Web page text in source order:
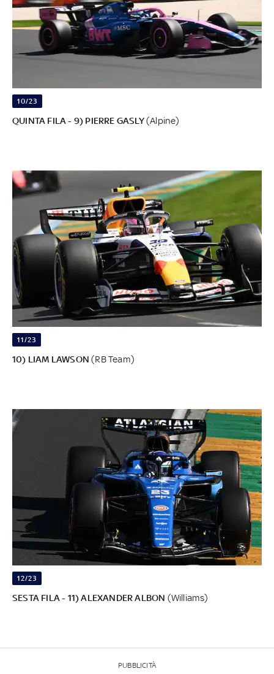
10/23
QUINTA FILA - 9) PIERRE GASLY(Alpine)
11/23
10) LIAM LAWSON (RB Team)
12/23
SESTA FILA - 11) ALEXANDER ALBON (Williams)
PUBBLICITÀ